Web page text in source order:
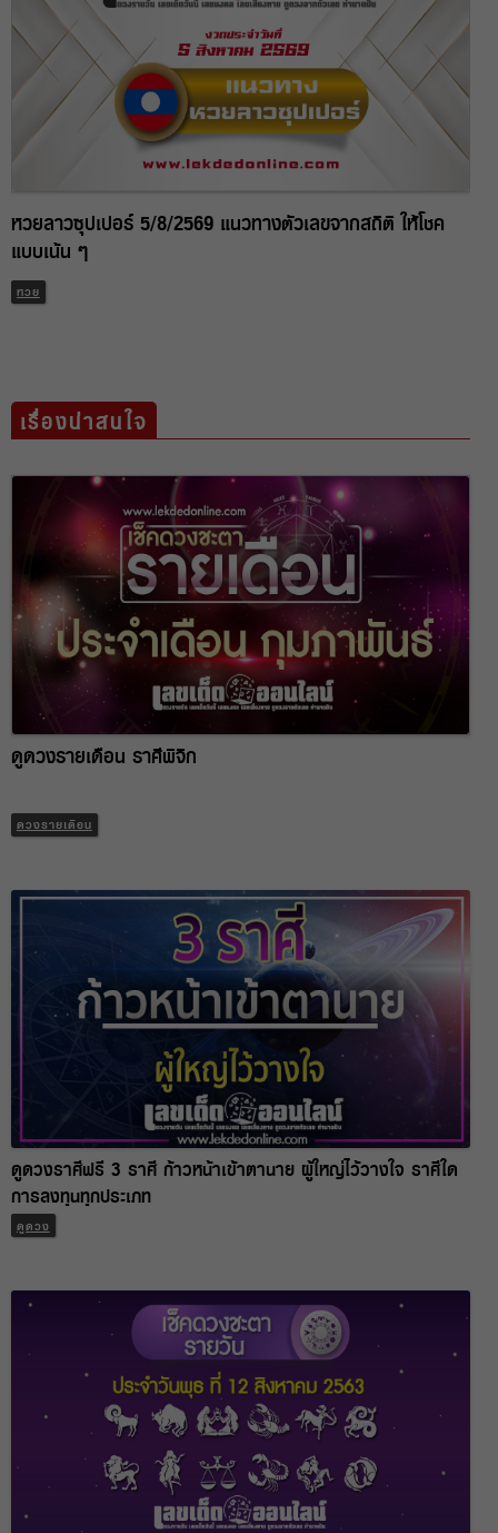
หวยลาวซุปเปอร์ 5/8/2569 แนวทางตัวเลขจากสถิติ ให้โชค
แบบเน้น ๆ
หวย
เรื่องน่าสนใจ
ดูดวงรายเดือน ราศีพิจิก
ดวงรายเดือน
ดูดวงราศีฟรี 3 ราศี ก้าวหน้าเข้าตานาย ผู้ใหญ่ไว้วางใจ ราศีใด
การลงทุนทุกประเภท
ดูดวง